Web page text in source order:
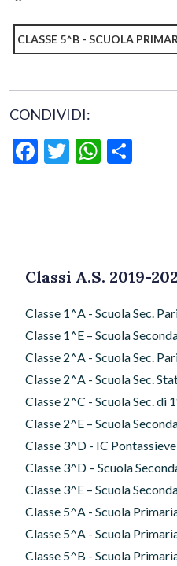
CLASSE 5^B - SCUOLA
CONDIVIDI:
Facebook
Twitter
Classi A.S. 2019-
Classe 1^A - Scuola Sec.
Classe 1^E – Scuola
Classe 2^A - Scuola Sec.
Classe 2^A - Scuola Sec.
Classe 2^C - Scuola Sec. di
Classe 2^E – Scuola
Classe 3^D - IC Pontassieve
Classe 3^D – Scuola
Classe 3^E – Scuola
Classe 5^A - Scuola
Classe 5^A - Scuola
Classe 5^B - Scuola